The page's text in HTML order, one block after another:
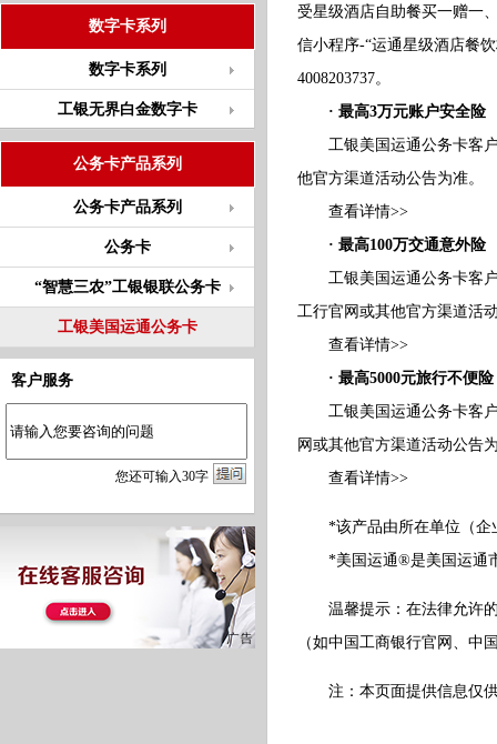
数字卡系列
数字卡系列
工银无界白金数字卡
公务卡产品系列
公务卡产品系列
公务卡
“智慧三农”工银银联公务卡
工银美国运通公务卡
客户服务
您还可输入30字
受星级酒店自助餐买一赠一
信小程序-“运通星级酒店餐
4008203737。
· 最高3万元账户安全险
工银美国运通公务卡客户
他官方渠道活动公告为准。
查看详情>>
· 最高100万交通意外险
工银美国运通公务卡客户
工行官网或其他官方渠道活
查看详情>>
· 最高5000元旅行不便险
工银美国运通公务卡客户
网或其他官方渠道活动公告
查看详情>>
*该产品由所在单位（企
*美国运通®是美国运通市
温馨提示：在法律允许的
（如中国工商银行官网、中
注：本页面提供信息仅供